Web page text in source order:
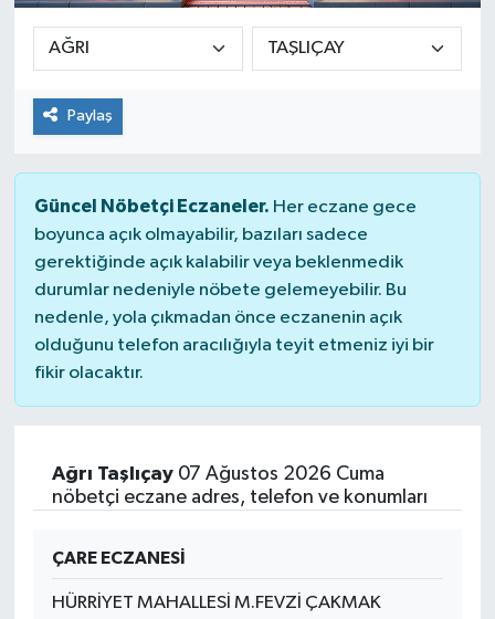
Paylaş
Güncel Nöbetçi Eczaneler. Her eczane gece
boyunca açık olmayabilir, bazıları sadece
gerektiğinde açık kalabilir veya beklenmedik
durumlar nedeniyle nöbete gelemeyebilir. Bu
nedenle, yola çıkmadan önce eczanenin açık
olduğunu telefon aracılığıyla teyit etmeniz iyi bir
fikir olacaktır.
Ağrı Taşlıçay07 Ağustos 2026 Cuma
nöbetçi eczane adres, telefon ve konumları
ÇARE ECZANESİ
HÜRRİYET MAHALLESİ M.FEVZİ ÇAKMAK